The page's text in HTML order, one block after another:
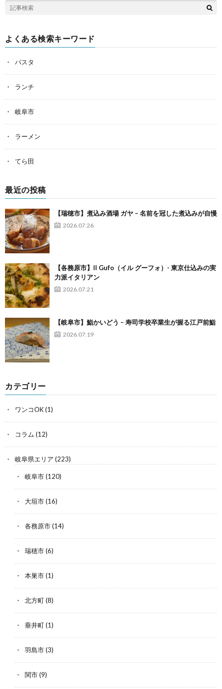
よくある検索キーワード
パスタ
ランチ
岐阜市
ラーメン
てら田
最近の投稿
【瑞穂市】煮込み酒場 ガヤ – 名前を冠した煮込みが自慢
2026.07.26
【各務原市】Il Gufo（イル グーフォ）- 東京仕込みの実
力派イタリアン
2026.07.21
【岐阜市】鮨かいどう – 寿司学校卒業生が握る江戸前鮨
2026.07.19
カテゴリー
ワンコOK(1)
コラム (12)
岐阜県エリア (223)
岐阜市(120)
大垣市(16)
各務原市(14)
瑞穂市(6)
本巣市(1)
北方町(8)
垂井町(1)
羽島市(3)
関市(9)